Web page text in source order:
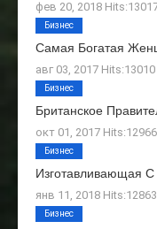
фев 20, 2018
Самая Богатая
авг 03, 2017 Hits:13010
Бизнес
Британское
окт 01, 2017 Hits:12966
Бизнес
Изготавливающая
янв 11, 2018 Hits:12863
Бизнес
Бизнес